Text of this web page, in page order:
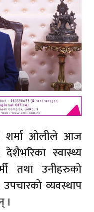
शर्मा ओलीले आज
देशैभरिका स्वास्थ्य
तथा उनीहरुको
व्यवस्थाप
।